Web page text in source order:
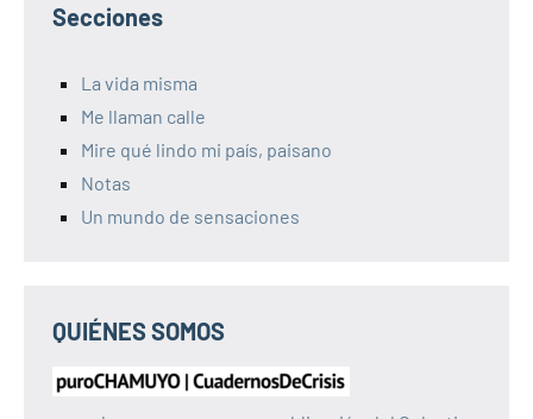
Secciones
La vida misma
Me llaman calle
Mire qué lindo mi país, paisano
Notas
Un mundo de sensaciones
QUIÉNES SOMOS